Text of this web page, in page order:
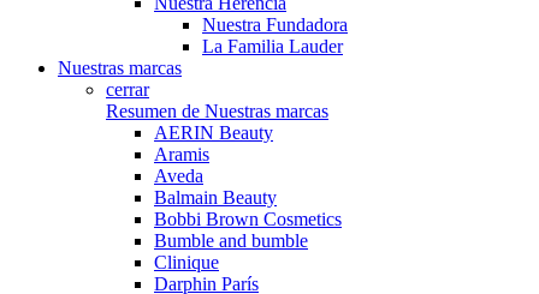
Nuestra Fundadora
La Familia Lauder
Nuestras marcas
cerrar
Resumen de Nuestras marcas
AERIN Beauty
Aramis
Aveda
Balmain Beauty
Bobbi Brown Cosmetics
Bumble and bumble
Clinique
Darphin París